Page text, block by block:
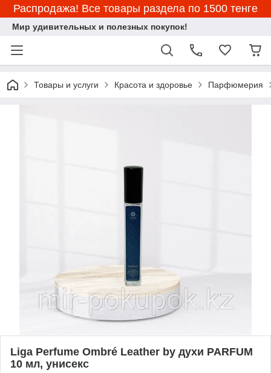
Распродажа! Все товары раздела по 1500 тенге
Мир удивительных и полезных покупок!
Товары и услуги Красота и здоровье Парфюмерия
Liga Perfume Ombré Leather by духи PARFUM
10 мл, унисекс